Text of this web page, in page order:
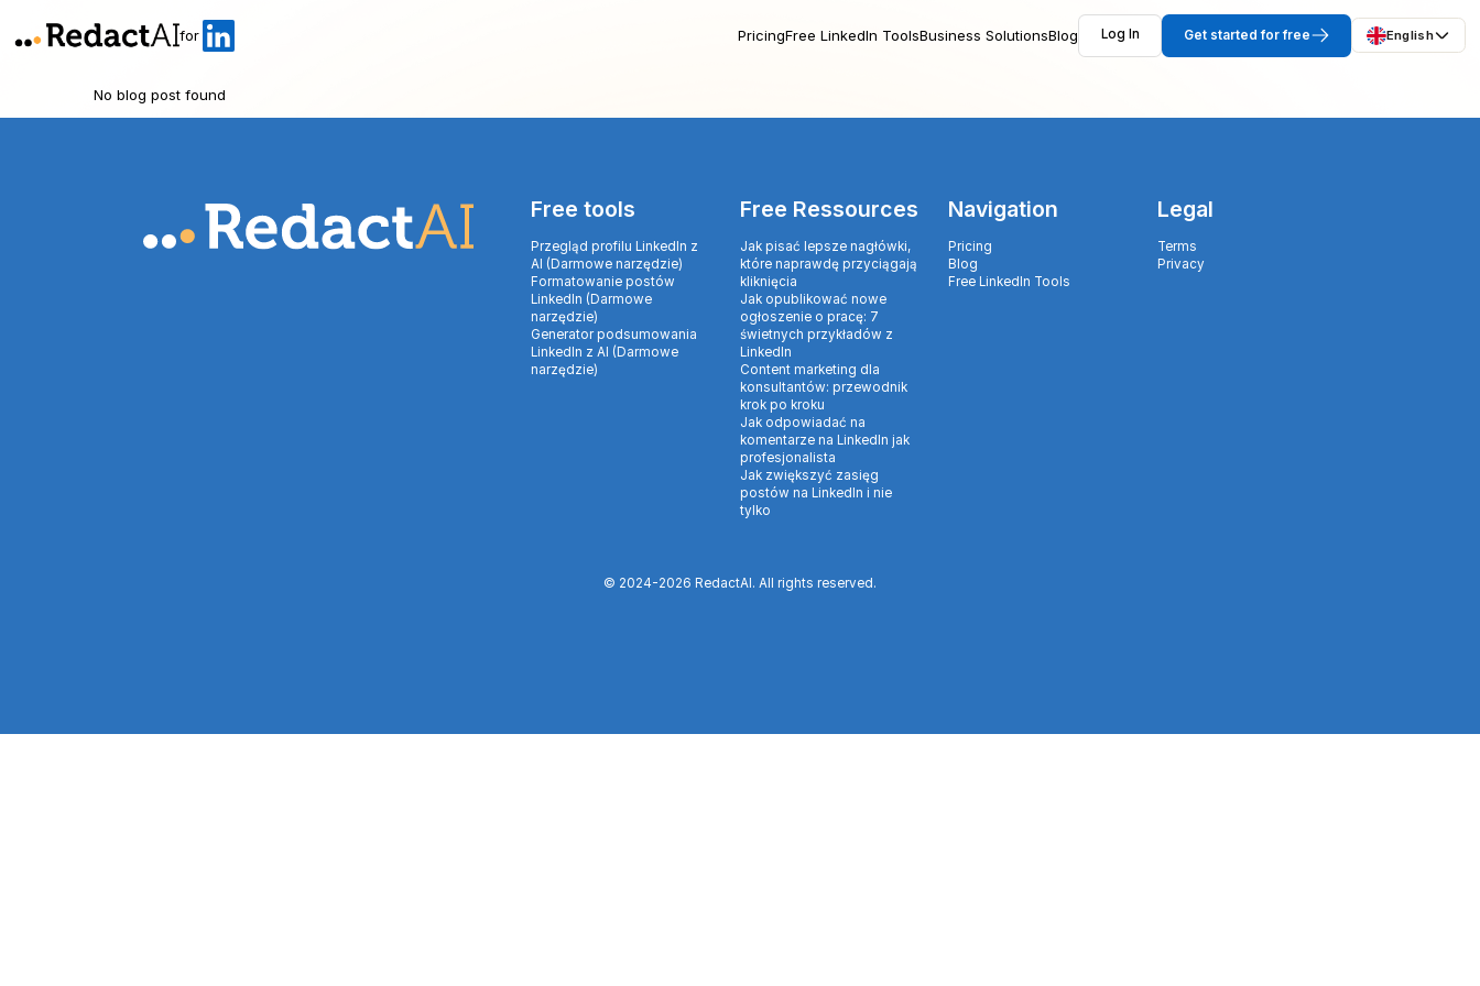
for PricingFree LinkedIn ToolsBusiness SolutionsBlog Log In Get started for free English
No blog post found
Free tools
Przegląd profilu LinkedIn z
AI (Darmowe narzędzie)
Formatowanie postów
LinkedIn (Darmowe
narzędzie)
Generator podsumowania
LinkedIn z AI (Darmowe
narzędzie)
Free Ressources
Jak pisać lepsze nagłówki,
które naprawdę przyciągają
kliknięcia
Jak opublikować nowe
ogłoszenie o pracę: 7
świetnych przykładów z
LinkedIn
Content marketing dla
konsultantów: przewodnik
krok po kroku
Jak odpowiadać na
komentarze na LinkedIn jak
profesjonalista
Jak zwiększyć zasięg
postów na LinkedIn i nie
tylko
Navigation
Pricing
Blog
Free LinkedIn Tools
Legal
Terms
Privacy
© 2024-2026 RedactAI. All rights reserved.